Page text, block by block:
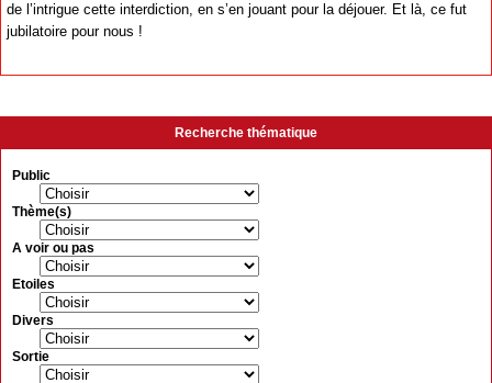
de l’intrigue cette interdiction, en s’en jouant pour la déjouer. Et là, ce fut
jubilatoire pour nous !
Recherche thématique
Public
Thème(s)
A voir ou pas
Etoiles
Divers
Sortie